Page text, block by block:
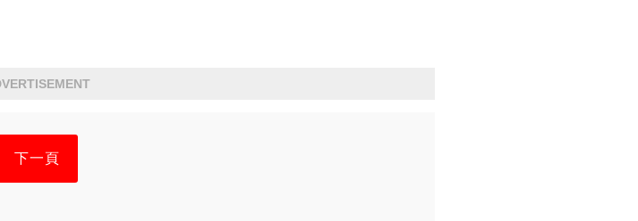
下一頁